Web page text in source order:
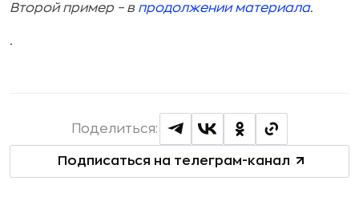
Второй пример – в продолжении материала.
.
Подписаться на телеграм-канал
Поделиться: